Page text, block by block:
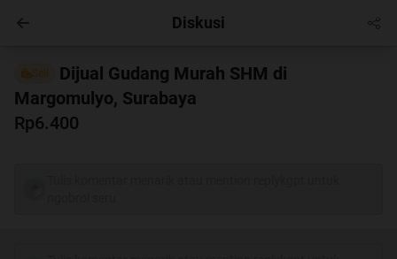
Masuk
Diskusi
Sell
Dijual Gudang Murah SHM di
Margomulyo, Surabaya
Rp6.400